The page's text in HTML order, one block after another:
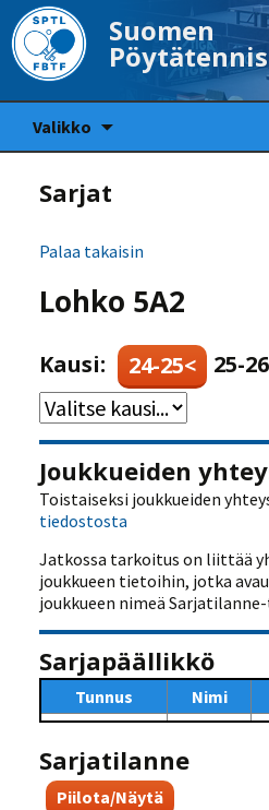
Suomen
Valikko
Sarjat
Palaa takaisin
Lohko 5A2
Kausi: 24-25< 25-26
Joukkueiden
Toistaiseksi joukkueiden
tiedostosta
Jatkossa tarkoitus on liittää
joukkueen tietoihin, jotka
joukkueen nimeä
Sarjapäällikkö
Tunnus Nimi
Sarjatilanne
Piilota/Näytä